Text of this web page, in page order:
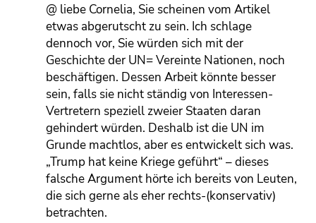
@ liebe Cornelia, Sie scheinen vom Artikel
etwas abgerutscht zu sein. Ich schlage
dennoch vor, Sie würden sich mit der
Geschichte der UN= Vereinte Nationen, noch
beschäftigen. Dessen Arbeit könnte besser
sein, falls sie nicht ständig von Interessen-
Vertretern speziell zweier Staaten daran
gehindert würden. Deshalb ist die UN im
Grunde machtlos, aber es entwickelt sich was.
„Trump hat keine Kriege geführt“ – dieses
falsche Argument hörte ich bereits von Leuten,
die sich gerne als eher rechts-(konservativ)
betrachten.